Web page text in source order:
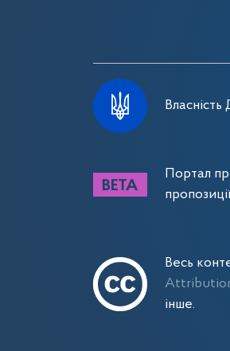
Портал
Весь
інше.